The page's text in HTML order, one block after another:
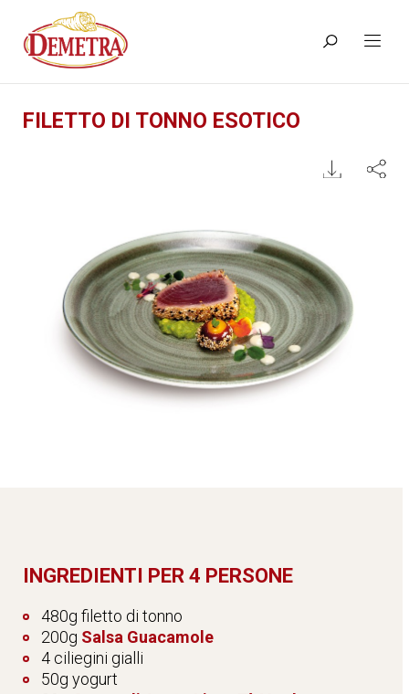
FILETTO DI TONNO ESOTICO
INGREDIENTI PER 4 PERSONE
480g filetto di tonno
200g Salsa Guacamole
4 ciliegini gialli
50g yogurt